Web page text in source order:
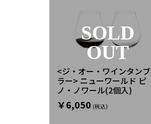
<ジ・オー・ワインタンブ
ラー> ニューワールド ピ
ノ・ノワール(2個入)
￥6,050
SOLD
OUT